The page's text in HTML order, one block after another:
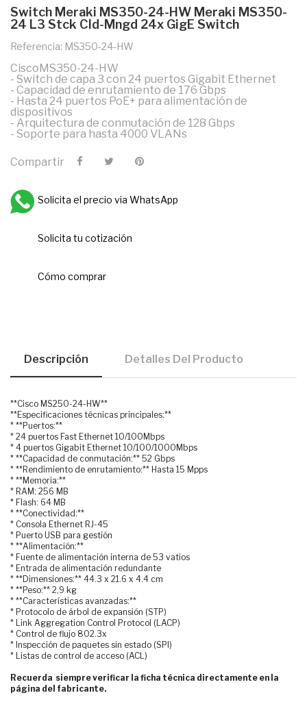
Switch Meraki MS350-24-HW Meraki MS350-
24 L3 Stck Cld-Mngd 24x GigE Switch
Referencia: MS350-24-HW
CiscoMS350-24-HW
- Switch de capa 3 con 24 puertos Gigabit Ethernet
- Capacidad de enrutamiento de 176 Gbps
- Hasta 24 puertos PoE+ para alimentación de
dispositivos
- Arquitectura de conmutación de 128 Gbps
- Soporte para hasta 4000 VLANs
Compartir
Solicita el precio via WhatsApp
Solicita tu cotización
Cómo comprar
Descripción Detalles Del Producto
**Cisco MS250-24-HW**
**Especificaciones técnicas principales:**
* **Puertos:**
* 24 puertos Fast Ethernet 10/100Mbps
* 4 puertos Gigabit Ethernet 10/100/1000Mbps
* **Capacidad de conmutación:** 52 Gbps
* **Rendimiento de enrutamiento:** Hasta 15 Mpps
* **Memoria:**
* RAM: 256 MB
* Flash: 64 MB
* **Conectividad:**
* Consola Ethernet RJ-45
* Puerto USB para gestión
* **Alimentación:**
* Fuente de alimentación interna de 53 vatios
* Entrada de alimentación redundante
* **Dimensiones:** 44.3 x 21.6 x 4.4 cm
* **Peso:** 2,9 kg
* **Características avanzadas:**
* Protocolo de árbol de expansión (STP)
* Link Aggregation Control Protocol (LACP)
* Control de flujo 802.3x
* Inspección de paquetes sin estado (SPI)
* Listas de control de acceso (ACL)
Recuerda siempre verificar la ficha técnica directamente en la
página del fabricante.